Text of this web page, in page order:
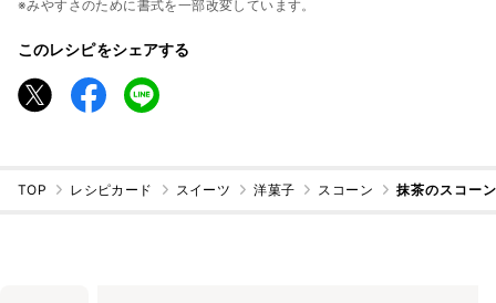
※みやすさのために書式を一部改変しています。
このレシピをシェアする
TOP レシピカード スイーツ 洋菓子 スコーン 抹茶のスコー